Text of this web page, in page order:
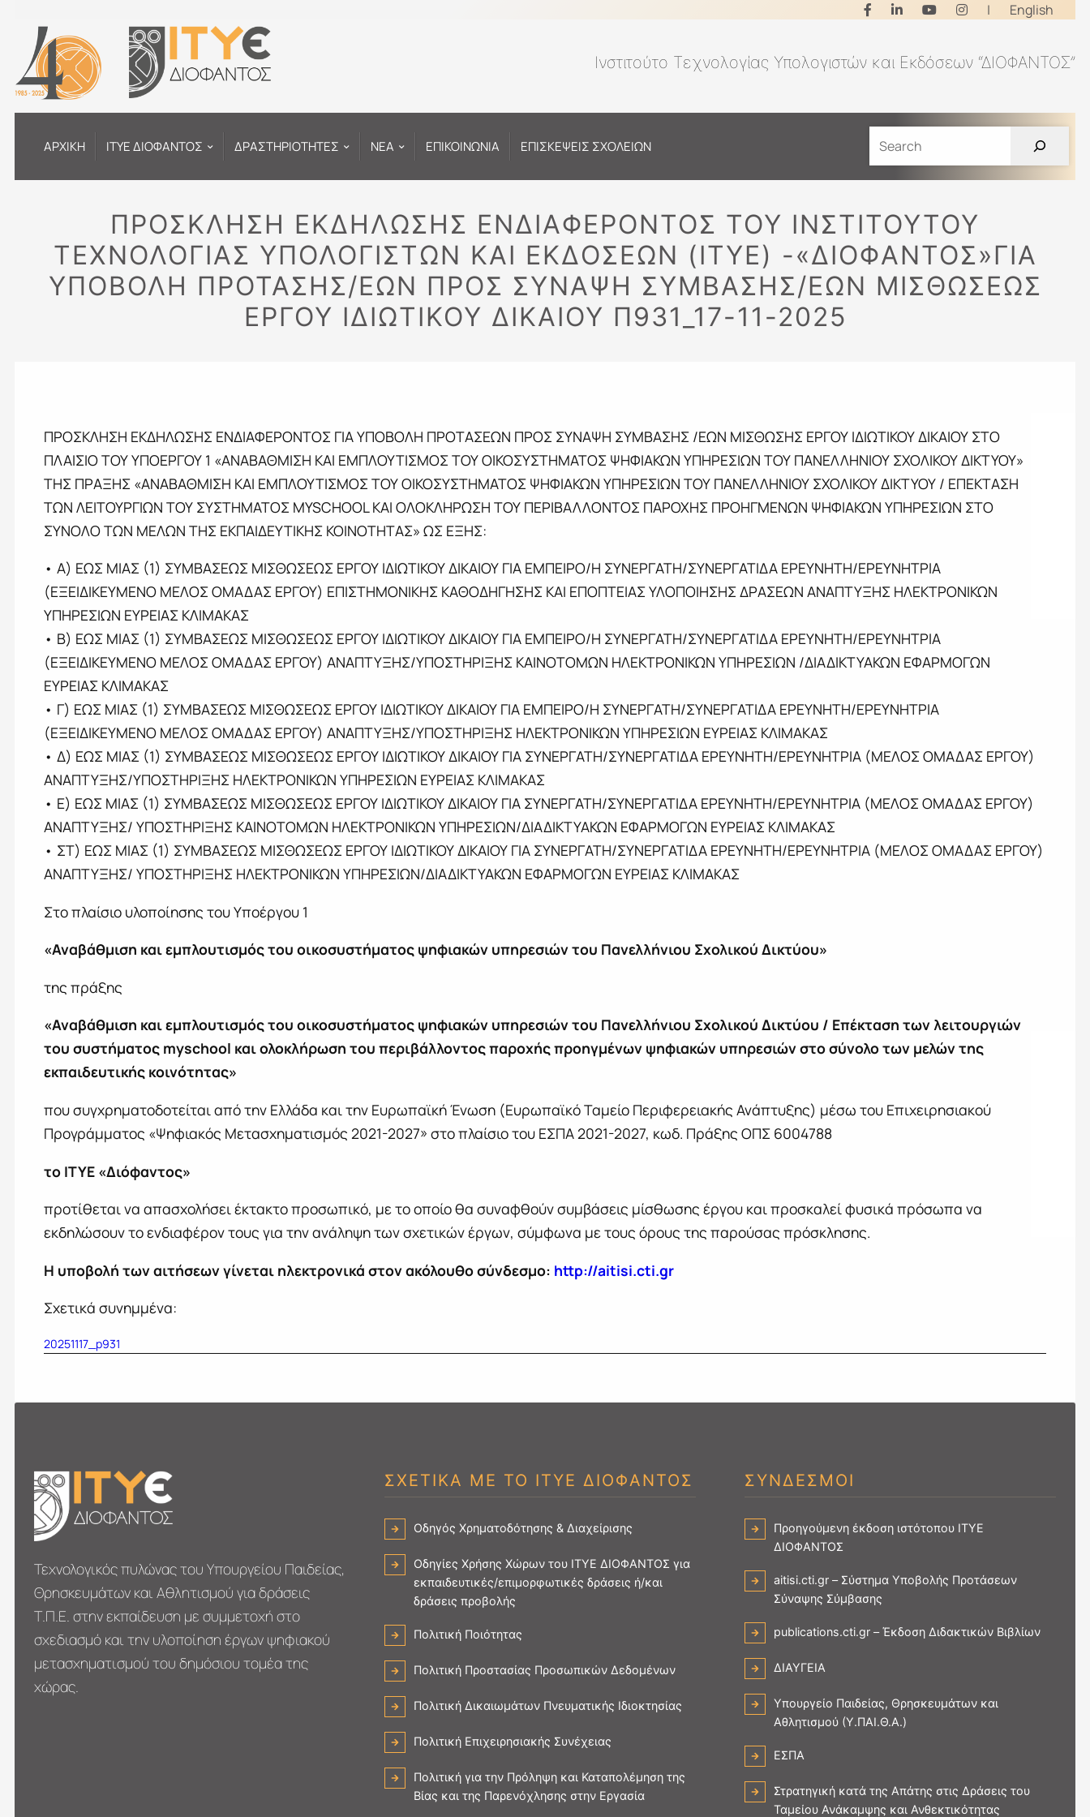
περιεχόμενο
| English
Ινστιτούτο Τεχνολογίας Υπολογιστών και Εκδόσεων “ΔΙΟΦΑΝΤΟΣ”
ΑΡΧΙΚΗ ΙΤΥΕ ΔΙΟΦΑΝΤΟΣ ΔΡΑΣΤΗΡΙΟΤΗΤΕΣ ΝΕΑ ΕΠΙΚΟΙΝΩΝΙΑ ΕΠΙΣΚΕΨΕΙΣ ΣΧΟΛΕΙΩΝ
ΠΡΟΣΚΛΗΣΗ ΕΚΔΗΛΩΣΗΣ ΕΝΔΙΑΦΕΡΟΝΤΟΣ ΤΟΥ ΙΝΣΤΙΤΟΥΤΟΥ
ΤΕΧΝΟΛΟΓΙΑΣ ΥΠΟΛΟΓΙΣΤΩΝ ΚΑΙ ΕΚΔΟΣΕΩΝ (ITYE) -«ΔΙΟΦΑΝΤΟΣ»ΓΙΑ
ΥΠΟΒΟΛΗ ΠΡΟΤΑΣΗΣ/ΕΩΝ ΠΡΟΣ ΣΥΝΑΨΗ ΣΥΜΒΑΣΗΣ/ΕΩΝ ΜΙΣΘΩΣΕΩΣ
ΕΡΓΟΥ ΙΔΙΩΤΙΚΟΥ ΔΙΚΑΙΟΥ Π931_17-11-2025
ΠΡΟΣΚΛΗΣΗ ΕΚΔΗΛΩΣΗΣ ΕΝΔΙΑΦΕΡΟΝΤΟΣ ΓΙΑ ΥΠΟΒΟΛΗ ΠΡΟΤΑΣΕΩΝ ΠΡΟΣ ΣΥΝΑΨΗ ΣΥΜΒΑΣΗΣ /ΕΩΝ ΜΙΣΘΩΣΗΣ ΕΡΓΟΥ ΙΔΙΩΤΙΚΟΥ ΔΙΚΑΙΟΥ ΣΤΟ
ΠΛΑΙΣΙΟ ΤΟΥ ΥΠΟΕΡΓΟΥ 1 «ΑΝΑΒΑΘΜΙΣΗ ΚΑΙ ΕΜΠΛΟΥΤΙΣΜΟΣ ΤΟΥ ΟΙΚΟΣΥΣΤΗΜΑΤΟΣ ΨΗΦΙΑΚΩΝ ΥΠΗΡΕΣΙΩΝ ΤΟΥ ΠΑΝΕΛΛΗΝΙΟΥ ΣΧΟΛΙΚΟΥ ΔΙΚΤΥΟΥ»
ΤΗΣ ΠΡΑΞΗΣ «ΑΝΑΒΑΘΜΙΣΗ ΚΑΙ ΕΜΠΛΟΥΤΙΣΜΟΣ ΤΟΥ ΟΙΚΟΣΥΣΤΗΜΑΤΟΣ ΨΗΦΙΑΚΩΝ ΥΠΗΡΕΣΙΩΝ ΤΟΥ ΠΑΝΕΛΛΗΝΙΟΥ ΣΧΟΛΙΚΟΥ ΔΙΚΤΥΟΥ / ΕΠΕΚΤΑΣΗ
ΤΩΝ ΛΕΙΤΟΥΡΓΙΩΝ ΤΟΥ ΣΥΣΤΗΜΑΤΟΣ MYSCHOOL ΚΑΙ ΟΛΟΚΛΗΡΩΣΗ ΤΟΥ ΠΕΡΙΒΑΛΛΟΝΤΟΣ ΠΑΡΟΧΗΣ ΠΡΟΗΓΜΕΝΩΝ ΨΗΦΙΑΚΩΝ ΥΠΗΡΕΣΙΩΝ ΣΤΟ
ΣΥΝΟΛΟ ΤΩΝ ΜΕΛΩΝ ΤΗΣ ΕΚΠΑΙΔΕΥΤΙΚΗΣ ΚΟΙΝΟΤΗΤΑΣ» ΩΣ ΕΞΗΣ:
• Α) ΕΩΣ ΜΙΑΣ (1) ΣΥΜΒΑΣΕΩΣ ΜΙΣΘΩΣΕΩΣ ΕΡΓΟΥ ΙΔΙΩΤΙΚΟΥ ΔΙΚΑΙΟΥ ΓΙΑ ΕΜΠΕΙΡΟ/Η ΣΥΝΕΡΓΑΤΗ/ΣΥΝΕΡΓΑΤΙΔΑ ΕΡΕΥΝΗΤΗ/ΕΡΕΥΝΗΤΡΙΑ
(ΕΞΕΙΔΙΚΕΥΜΕΝΟ ΜΕΛΟΣ ΟΜΑΔΑΣ ΕΡΓΟΥ) ΕΠΙΣΤΗΜΟΝΙΚΗΣ ΚΑΘΟΔΗΓΗΣΗΣ ΚΑΙ ΕΠΟΠΤΕΙΑΣ ΥΛΟΠΟΙΗΣΗΣ ΔΡΑΣΕΩΝ ΑΝΑΠΤΥΞΗΣ ΗΛΕΚΤΡΟΝΙΚΩΝ
ΥΠΗΡΕΣΙΩΝ ΕΥΡΕΙΑΣ ΚΛΙΜΑΚΑΣ
• Β) ΕΩΣ ΜΙΑΣ (1) ΣΥΜΒΑΣΕΩΣ ΜΙΣΘΩΣΕΩΣ ΕΡΓΟΥ ΙΔΙΩΤΙΚΟΥ ΔΙΚΑΙΟΥ ΓΙΑ ΕΜΠΕΙΡΟ/Η ΣΥΝΕΡΓΑΤΗ/ΣΥΝΕΡΓΑΤΙΔΑ ΕΡΕΥΝΗΤΗ/ΕΡΕΥΝΗΤΡΙΑ
(ΕΞΕΙΔΙΚΕΥΜΕΝΟ ΜΕΛΟΣ ΟΜΑΔΑΣ ΕΡΓΟΥ) ΑΝΑΠΤΥΞΗΣ/ΥΠΟΣΤΗΡΙΞΗΣ ΚΑΙΝΟΤΟΜΩΝ ΗΛΕΚΤΡΟΝΙΚΩΝ ΥΠΗΡΕΣΙΩΝ /ΔΙΑΔΙΚΤΥΑΚΩΝ ΕΦΑΡΜΟΓΩΝ
ΕΥΡΕΙΑΣ ΚΛΙΜΑΚΑΣ
• Γ) ΕΩΣ ΜΙΑΣ (1) ΣΥΜΒΑΣΕΩΣ ΜΙΣΘΩΣΕΩΣ ΕΡΓΟΥ ΙΔΙΩΤΙΚΟΥ ΔΙΚΑΙΟΥ ΓΙΑ ΕΜΠΕΙΡΟ/Η ΣΥΝΕΡΓΑΤΗ/ΣΥΝΕΡΓΑΤΙΔΑ ΕΡΕΥΝΗΤΗ/ΕΡΕΥΝΗΤΡΙΑ
(ΕΞΕΙΔΙΚΕΥΜΕΝΟ ΜΕΛΟΣ ΟΜΑΔΑΣ ΕΡΓΟΥ) ΑΝΑΠΤΥΞΗΣ/ΥΠΟΣΤΗΡΙΞΗΣ ΗΛΕΚΤΡΟΝΙΚΩΝ ΥΠΗΡΕΣΙΩΝ ΕΥΡΕΙΑΣ ΚΛΙΜΑΚΑΣ
• Δ) ΕΩΣ ΜΙΑΣ (1) ΣΥΜΒΑΣΕΩΣ ΜΙΣΘΩΣΕΩΣ ΕΡΓΟΥ ΙΔΙΩΤΙΚΟΥ ΔΙΚΑΙΟΥ ΓΙΑ ΣΥΝΕΡΓΑΤΗ/ΣΥΝΕΡΓΑΤΙΔΑ ΕΡΕΥΝΗΤΗ/ΕΡΕΥΝΗΤΡΙΑ (ΜΕΛΟΣ ΟΜΑΔΑΣ ΕΡΓΟΥ)
ΑΝΑΠΤΥΞΗΣ/ΥΠΟΣΤΗΡΙΞΗΣ ΗΛΕΚΤΡΟΝΙΚΩΝ ΥΠΗΡΕΣΙΩΝ ΕΥΡΕΙΑΣ ΚΛΙΜΑΚΑΣ
• Ε) ΕΩΣ ΜΙΑΣ (1) ΣΥΜΒΑΣΕΩΣ ΜΙΣΘΩΣΕΩΣ ΕΡΓΟΥ ΙΔΙΩΤΙΚΟΥ ΔΙΚΑΙΟΥ ΓΙΑ ΣΥΝΕΡΓΑΤΗ/ΣΥΝΕΡΓΑΤΙΔΑ ΕΡΕΥΝΗΤΗ/ΕΡΕΥΝΗΤΡΙΑ (ΜΕΛΟΣ ΟΜΑΔΑΣ ΕΡΓΟΥ)
ΑΝΑΠΤΥΞΗΣ/ ΥΠΟΣΤΗΡΙΞΗΣ ΚΑΙΝΟΤΟΜΩΝ ΗΛΕΚΤΡΟΝΙΚΩΝ ΥΠΗΡΕΣΙΩΝ/ΔΙΑΔΙΚΤΥΑΚΩΝ ΕΦΑΡΜΟΓΩΝ ΕΥΡΕΙΑΣ ΚΛΙΜΑΚΑΣ
• ΣΤ) ΕΩΣ ΜΙΑΣ (1) ΣΥΜΒΑΣΕΩΣ ΜΙΣΘΩΣΕΩΣ ΕΡΓΟΥ ΙΔΙΩΤΙΚΟΥ ΔΙΚΑΙΟΥ ΓΙΑ ΣΥΝΕΡΓΑΤΗ/ΣΥΝΕΡΓΑΤΙΔΑ ΕΡΕΥΝΗΤΗ/ΕΡΕΥΝΗΤΡΙΑ (ΜΕΛΟΣ ΟΜΑΔΑΣ ΕΡΓΟΥ)
ΑΝΑΠΤΥΞΗΣ/ ΥΠΟΣΤΗΡΙΞΗΣ ΗΛΕΚΤΡΟΝΙΚΩΝ ΥΠΗΡΕΣΙΩΝ/ΔΙΑΔΙΚΤΥΑΚΩΝ ΕΦΑΡΜΟΓΩΝ ΕΥΡΕΙΑΣ ΚΛΙΜΑΚΑΣ
Στο πλαίσιο υλοποίησης του Υποέργου 1
«Αναβάθμιση και εμπλουτισμός του οικοσυστήματος ψηφιακών υπηρεσιών του Πανελλήνιου Σχολικού Δικτύου»
της πράξης
«Αναβάθμιση και εμπλουτισμός του οικοσυστήματος ψηφιακών υπηρεσιών του Πανελλήνιου Σχολικού Δικτύου / Επέκταση των λειτουργιών
του συστήματος myschool και ολοκλήρωση του περιβάλλοντος παροχής προηγμένων ψηφιακών υπηρεσιών στο σύνολο των μελών της
εκπαιδευτικής κοινότητας»
που συγχρηματοδοτείται από την Ελλάδα και την Ευρωπαϊκή Ένωση (Ευρωπαϊκό Ταμείο Περιφερειακής Ανάπτυξης) μέσω του Επιχειρησιακού
Προγράμματος «Ψηφιακός Μετασχηματισμός 2021-2027» στο πλαίσιο του ΕΣΠΑ 2021-2027, κωδ. Πράξης ΟΠΣ 6004788
το ΙΤΥΕ «Διόφαντος»
προτίθεται να απασχολήσει έκτακτο προσωπικό, με το οποίο θα συναφθούν συμβάσεις μίσθωσης έργου και προσκαλεί φυσικά πρόσωπα να
εκδηλώσουν το ενδιαφέρον τους για την ανάληψη των σχετικών έργων, σύμφωνα με τους όρους της παρούσας πρόσκλησης.
Η υποβολή των αιτήσεων γίνεται ηλεκτρονικά στον ακόλουθο σύνδεσμο: http://aitisi.cti.gr
Σχετικά συνημμένα:
20251117_p931
Τεχνολογικός πυλώνας του Υπουργείου Παιδείας,
Θρησκευμάτων και Αθλητισμού για δράσεις
Τ.Π.Ε. στην εκπαίδευση με συμμετοχή στο
σχεδιασμό και την υλοποίηση έργων ψηφιακού
μετασχηματι­σμού του δημόσιου τομέα της
χώρας.
ΣΧΕΤΙΚΑ ΜΕ ΤΟ ΙΤΥΕ ΔΙΟΦΑΝΤΟΣ
Οδηγός Χρηματοδότησης & Διαχείρισης
Οδηγίες Χρήσης Χώρων του ΙΤΥΕ ΔΙΟΦΑΝΤΟΣ για
εκπαιδευτικές/επιμορφωτικές δράσεις ή/και
δράσεις προβολής
Πολιτική Ποιότητας
Πολιτική Προστασίας Προσωπικών Δεδομένων
Πολιτική Δικαιωμάτων Πνευματικής Ιδιοκτησίας
Πολιτική Επιχειρησιακής Συνέχειας
Πολιτική για την Πρόληψη και Καταπολέμηση της
Βίας και της Παρενόχλησης στην Εργασία
ΣΥΝΔΕΣΜΟΙ
Προηγούμενη έκδοση ιστότοπου ΙΤΥΕ
ΔΙΟΦΑΝΤΟΣ
aitisi.cti.gr – Σύστημα Υποβολής Προτάσεων
Σύναψης Σύμβασης
publications.cti.gr – Έκδοση Διδακτικών Βιβλίων
ΔΙΑΥΓΕΙΑ
Υπουργείο Παιδείας, Θρησκευμάτων και
Αθλητισμού (Υ.ΠΑΙ.Θ.Α.)
ΕΣΠΑ
Στρατηγική κατά της Απάτης στις Δράσεις του
Ταμείου Ανάκαμψης και Ανθεκτικότητας